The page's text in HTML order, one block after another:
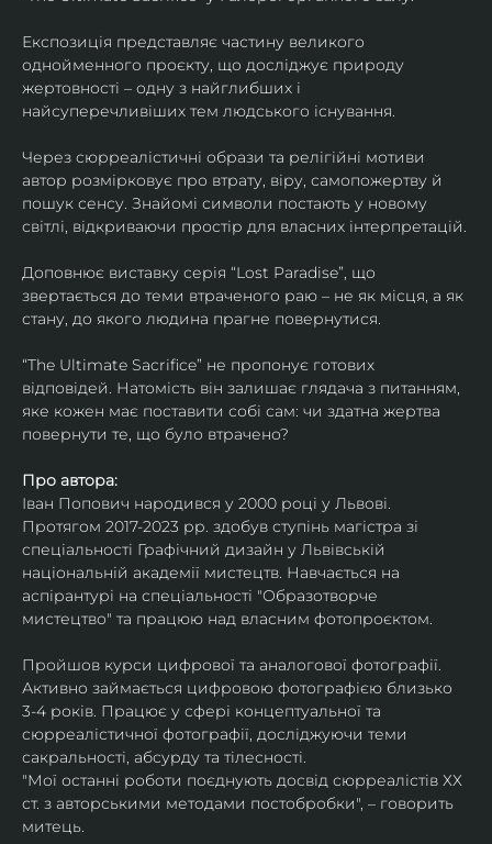
Експозиція представляє частину великого
однойменного проєкту, що досліджує природу
жертовності – одну з найглибших і
найсуперечливіших тем людського існування.
Через сюрреалістичні образи та релігійні мотиви
автор розмірковує про втрату, віру, самопожертву й
пошук сенсу. Знайомі символи постають у новому
світлі, відкриваючи простір для власних інтерпретацій.
Доповнює виставку серія “Lost Paradise”, що
звертається до теми втраченого раю – не як місця, а як
стану, до якого людина прагне повернутися.
“The Ultimate Sacrifice” не пропонує готових
відповідей. Натомість він залишає глядача з питанням,
яке кожен має поставити собі сам: чи здатна жертва
повернути те, що було втрачено?
Про автора:
Іван Попович народився у 2000 році у Львові.
Протягом 2017-2023 рр. здобув ступінь магістра зі
спеціальності Графічний дизайн у Львівській
національній академії мистецтв. Навчається на
аспірантурі на спеціальності "Образотворче
мистецтво" та працюю над власним фотопроєктом.
Пройшов курси цифрової та аналогової фотографії.
Активно займається цифровою фотографією близько
3-4 років. Працює у сфері концептуальної та
сюрреалістичної фотографії, досліджуючи теми
сакральності, абсурду та тілесності.
"Мої останні роботи поєднують досвід сюрреалістів ХХ
ст. з авторськими методами постобробки", – говорить
митець.